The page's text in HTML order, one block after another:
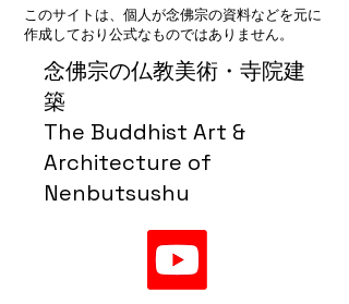
念佛宗の仏教美術・寺院建
築
The Buddhist Art &
Architecture of
Nenbutsushu
このサイトは、個人が念佛宗の資料などを元に
作成しており公式なものではありません。